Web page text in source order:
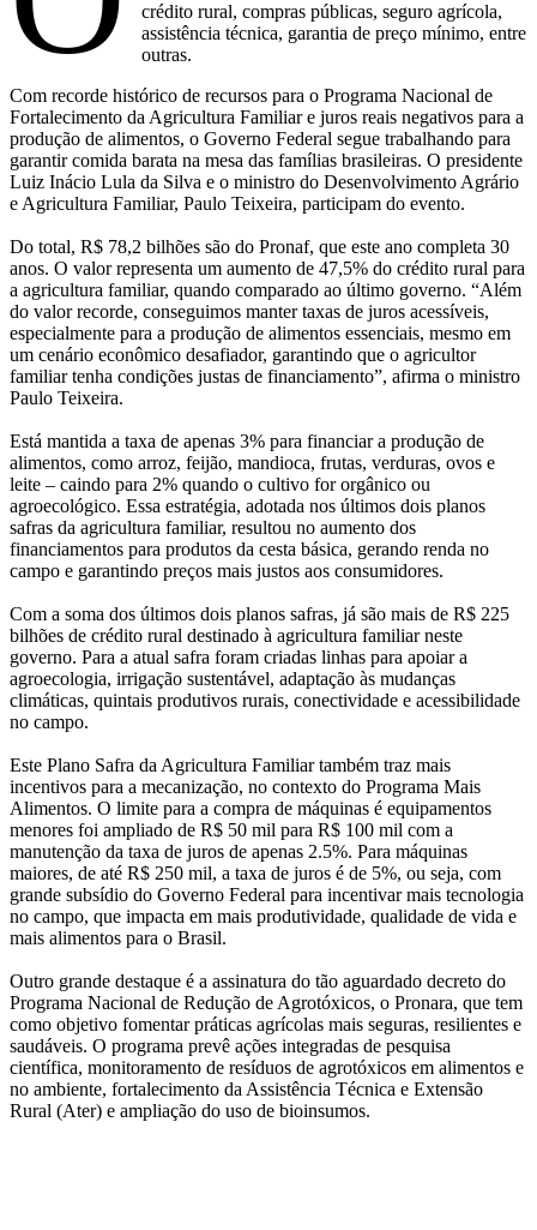
crédito rural, compras públicas, seguro agrícola,
assistência técnica, garantia de preço mínimo, entre
outras.
Com recorde histórico de recursos para o Programa Nacional de
Fortalecimento da Agricultura Familiar e juros reais negativos para a
produção de alimentos, o Governo Federal segue trabalhando para
garantir comida barata na mesa das famílias brasileiras. O presidente
Luiz Inácio Lula da Silva e o ministro do Desenvolvimento Agrário
e Agricultura Familiar, Paulo Teixeira, participam do evento.
Do total, R$ 78,2 bilhões são do Pronaf, que este ano completa 30
anos. O valor representa um aumento de 47,5% do crédito rural para
a agricultura familiar, quando comparado ao último governo. “Além
do valor recorde, conseguimos manter taxas de juros acessíveis,
especialmente para a produção de alimentos essenciais, mesmo em
um cenário econômico desafiador, garantindo que o agricultor
familiar tenha condições justas de financiamento”, afirma o ministro
Paulo Teixeira.
Está mantida a taxa de apenas 3% para financiar a produção de
alimentos, como arroz, feijão, mandioca, frutas, verduras, ovos e
leite – caindo para 2% quando o cultivo for orgânico ou
agroecológico. Essa estratégia, adotada nos últimos dois planos
safras da agricultura familiar, resultou no aumento dos
financiamentos para produtos da cesta básica, gerando renda no
campo e garantindo preços mais justos aos consumidores.
Com a soma dos últimos dois planos safras, já são mais de R$ 225
bilhões de crédito rural destinado à agricultura familiar neste
governo. Para a atual safra foram criadas linhas para apoiar a
agroecologia, irrigação sustentável, adaptação às mudanças
climáticas, quintais produtivos rurais, conectividade e acessibilidade
no campo.
Este Plano Safra da Agricultura Familiar também traz mais
incentivos para a mecanização, no contexto do Programa Mais
Alimentos. O limite para a compra de máquinas é equipamentos
menores foi ampliado de R$ 50 mil para R$ 100 mil com a
manutenção da taxa de juros de apenas 2.5%. Para máquinas
maiores, de até R$ 250 mil, a taxa de juros é de 5%, ou seja, com
grande subsídio do Governo Federal para incentivar mais tecnologia
no campo, que impacta em mais produtividade, qualidade de vida e
mais alimentos para o Brasil.
Outro grande destaque é a assinatura do tão aguardado decreto do
Programa Nacional de Redução de Agrotóxicos, o Pronara, que tem
como objetivo fomentar práticas agrícolas mais seguras, resilientes e
saudáveis. O programa prevê ações integradas de pesquisa
científica, monitoramento de resíduos de agrotóxicos em alimentos e
no ambiente, fortalecimento da Assistência Técnica e Extensão
Rural (Ater) e ampliação do uso de bioinsumos.